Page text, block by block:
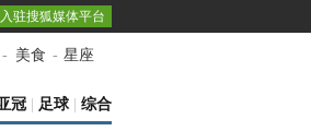
驻搜狐媒体平台
- 美食 - 星座
冠 足球 综合